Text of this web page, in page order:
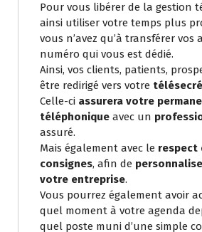
Pour vous libérer de la gestion
ainsi utiliser votre temps plus
vous n’avez qu’à transférer vos
numéro qui vous est dédié.
Ainsi, vos clients, patients,
être redirigé vers votre
Celle-ci assurera votre
téléphonique avec un
assuré.
Mais également avec le respect
consignes, afin de
votre entreprise.
Vous pourrez également avoir
quel moment à votre agenda
quel poste muni d’une simple